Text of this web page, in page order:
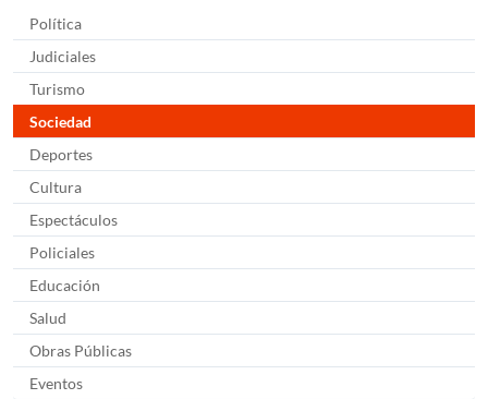
Política
Judiciales
Turismo
Sociedad
Deportes
Cultura
Espectáculos
Policiales
Educación
Salud
Obras Públicas
Eventos